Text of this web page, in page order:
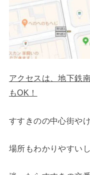
アクセスは、地下鉄
もOK！
すすきのの中心街や
場所もわかりやすいし